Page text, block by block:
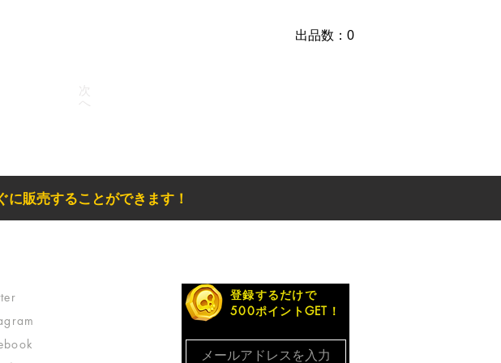
​出品数：0
次
へ
に販売することができます！
登録するだけで
500ポイントGET！